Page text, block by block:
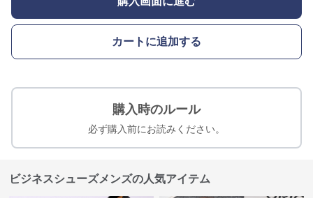
カートに追加する
購入時のルール
必ず購入前にお読みください。
ビジネスシューズメンズの人気アイテム